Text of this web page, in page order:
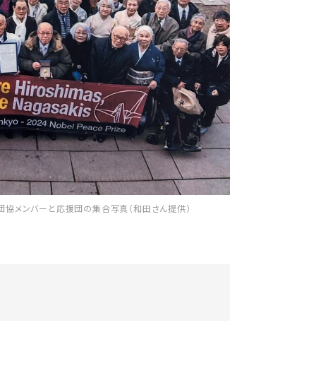
メンバーと応援団の集合写真（和田さん提供）